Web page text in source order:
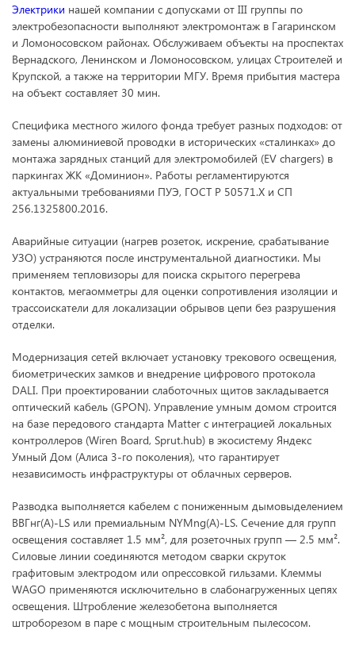
Электрики нашей компании с допусками от III группы по
электробезопасности выполняют электромонтаж в Гагаринском
и Ломоносовском районах. Обслуживаем объекты на проспектах
Вернадского, Ленинском и Ломоносовском, улицах Строителей и
Крупской, а также на территории МГУ. Время прибытия мастера
на объект составляет 30 мин.
Специфика местного жилого фонда требует разных подходов: от
замены алюминиевой проводки в исторических «сталинках» до
монтажа зарядных станций для электромобилей (EV chargers) в
паркингах ЖК «Доминион». Работы регламентируются
актуальными требованиями ПУЭ, ГОСТ Р 50571.X и СП
256.1325800.2016.
Аварийные ситуации (нагрев розеток, искрение, срабатывание
УЗО) устраняются после инструментальной диагностики. Мы
применяем тепловизоры для поиска скрытого перегрева
контактов, мегаомметры для оценки сопротивления изоляции и
трассоискатели для локализации обрывов цепи без разрушения
отделки.
Модернизация сетей включает установку трекового освещения,
биометрических замков и внедрение цифрового протокола
DALI. При проектировании слаботочных щитов закладывается
оптический кабель (GPON). Управление умным домом строится
на базе передового стандарта Matter с интеграцией локальных
контроллеров (Wiren Board, Sprut.hub) в экосистему Яндекс
Умный Дом (Алиса 3-го поколения), что гарантирует
независимость инфраструктуры от облачных серверов.
Разводка выполняется кабелем с пониженным дымовыделением
ВВГнг(А)-LS или премиальным NYMng(A)-LS. Сечение для групп
освещения составляет 1.5 мм², для розеточных групп — 2.5 мм².
Силовые линии соединяются методом сварки скруток
графитовым электродом или опрессовкой гильзами. Клеммы
WAGO применяются исключительно в слабонагруженных цепях
освещения. Штробление железобетона выполняется
штроборезом в паре с мощным строительным пылесосом.